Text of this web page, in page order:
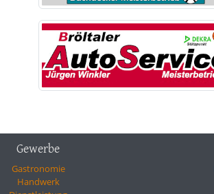
Gewerbe
Gastronomie
Handwerk